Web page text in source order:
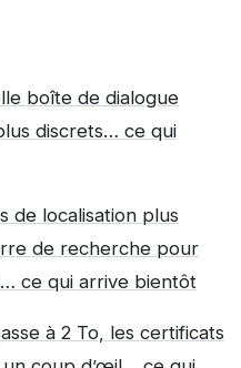
boîte de dialogue
discrets… ce qui
de localisation plus
de recherche pour
ce qui arrive bientôt
à 2 To, les certificats